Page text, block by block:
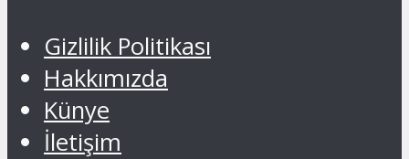
Gizlilik Politikası
Hakkımızda
Künye
İletişim